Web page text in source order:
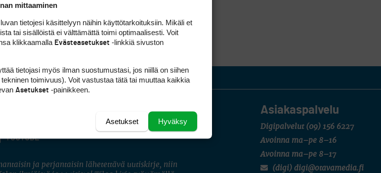
Asiakaspalvelu
Digipalvelut (09) 156 6227
Avoinna ma–pe 8–16
Avoinna ma–pe 8–17
(digi) digi@otavamedia.fi
INSTAGRAM
YOUTUBE
ja perjantaisin lähetettävä uutiskirje, niin
mittaaminen
tietojesi käsittelyyn näihin käyttötarkoituksiin. Mikäli et
tai sisällöistä ei välttämättä toimi optimaalisesti. Voit
klikkaamalla Evästeasetukset -linkkiä sivuston
tietojasi myös ilman suostumustasi, jos niillä on siihen
toimivuus). Voit vastustaa tätä tai muuttaa kaikkia
Asetukset -painikkeen.
Hyväksy
Asetukset